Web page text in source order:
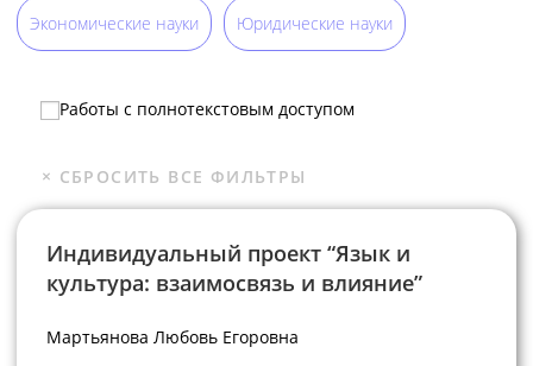
Экономические науки Юридические науки
Работы с полнотекстовым доступом
Индивидуальный проект “Язык и
культура: взаимосвязь и влияние”
Мартьянова Любовь Егоровна